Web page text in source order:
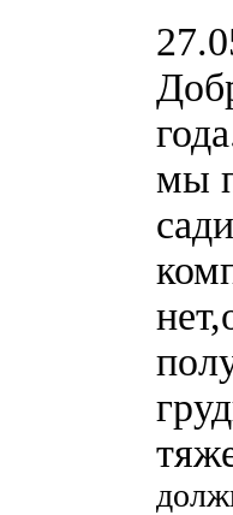
мы